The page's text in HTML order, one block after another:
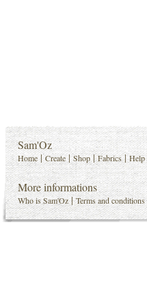
Sam'Oz
Home |Create |Shop |Fabrics |Help
More informations
Who is Sam'Oz |Terms and conditions